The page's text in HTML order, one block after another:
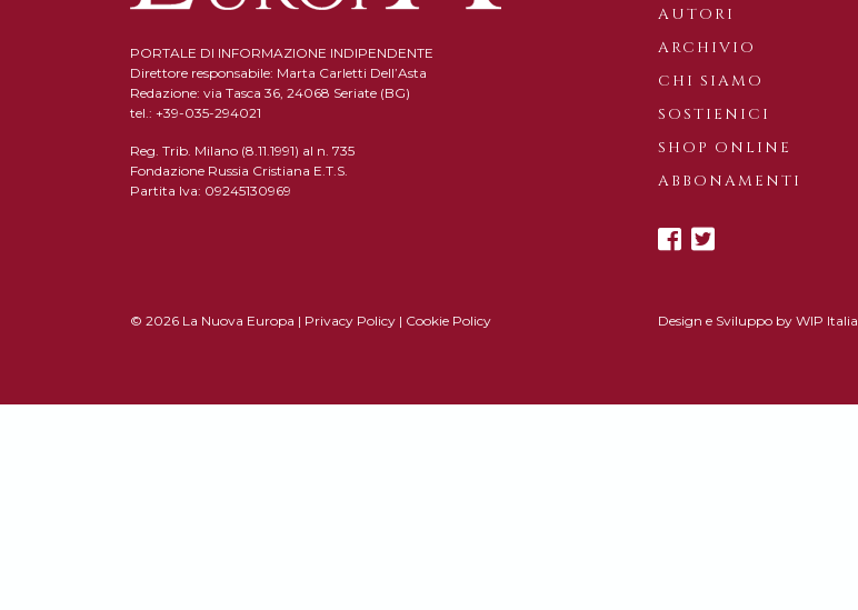
PORTALE DI INFORMAZIONE INDIPENDENTE
Direttore responsabile: Marta Carletti Dell’Asta
Redazione: via Tasca 36, 24068 Seriate (BG)
tel.: +39-035-294021
Reg. Trib. Milano (8.11.1991) al n. 735
Fondazione Russia Cristiana E.T.S.
Partita Iva: 09245130969
AUTORI
ARCHIVIO
CHI SIAMO
SOSTIENICI
SHOP ONLINE
ABBONAMENTI
© 2026 La Nuova Europa | Privacy Policy | Cookie Policy Design e Sviluppo by WIP Italia